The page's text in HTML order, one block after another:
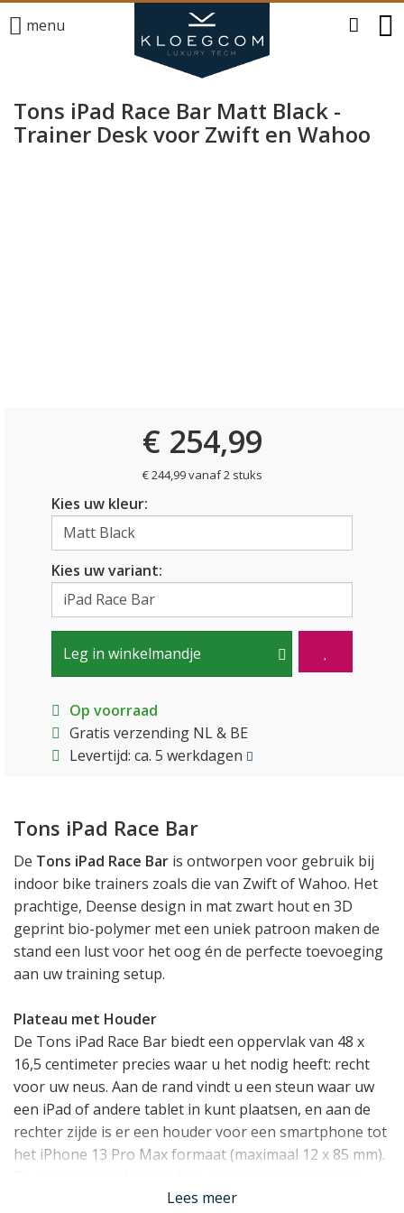
menu
Tons iPad Race Bar Matt Black -
Trainer Desk voor Zwift en Wahoo
€ 254,99
€ 244,99 vanaf 2 stuks
Kies uw kleur:
Kies uw variant:
Leg in winkelmandje
Op voorraad
Gratis verzending NL & BE
Levertijd: ca. 5 werkdagen
Tons iPad Race Bar
De Tons iPad Race Bar is ontworpen voor gebruik bij
indoor bike trainers zoals die van Zwift of Wahoo. Het
prachtige, Deense design in mat zwart hout en 3D
geprint bio-polymer met een uniek patroon maken de
stand een lust voor het oog én de perfecte toevoeging
aan uw training setup.
Plateau met Houder
De Tons iPad Race Bar biedt een oppervlak van 48 x
16,5 centimeter precies waar u het nodig heeft: recht
voor uw neus. Aan de rand vindt u een steun waar uw
een iPad of andere tablet in kunt plaatsen, en aan de
rechter zijde is er een houder voor een smartphone tot
het iPhone 13 Pro Max formaat (maximaal 12 x 85 mm).
progressie en performance optimaal monitoren.
Lees meer